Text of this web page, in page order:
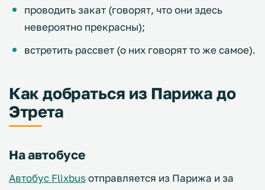
проводить закат (говорят, что они здесь
невероятно прекрасны);
встретить рассвет (о них говорят то же самое).
Как добраться из Парижа до
Этрета
На автобусе
Автобус Flixbusотправляется из Парижа и за